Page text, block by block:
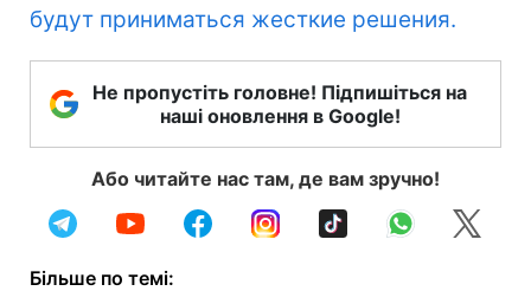
будут приниматься жесткие решения.
Не пропустіть головне! Підпишіться на
наші оновлення в Google!
Або читайте нас там, де вам зручно!
Більше по темі: